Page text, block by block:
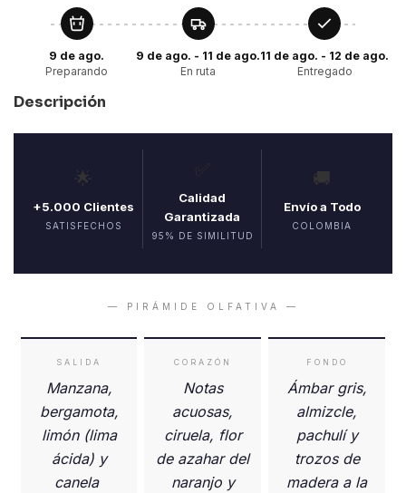
9 de ago.
Preparando
9 de ago. - 11 de ago.
En ruta
11 de ago. - 12 de ago.
Entregado
Descripción
🌟
+5.000 Clientes
SATISFECHOS
Calidad
Garantizada
95% DE SIMILITUD
🚚
Envío a Todo
COLOMBIA
— PIRÁMIDE OLFATIVA —
SALIDA
Manzana,
bergamota,
limón (lima
ácida) y
canela
CORAZÓN
Notas
acuosas,
ciruela, flor
de azahar del
naranjo y
FONDO
Ámbar gris,
almizcle,
pachulí y
trozos de
madera a la